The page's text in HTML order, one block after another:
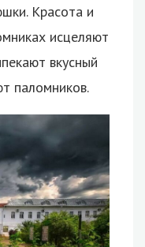
Красота и
исцеляют
вкусный
паломников.